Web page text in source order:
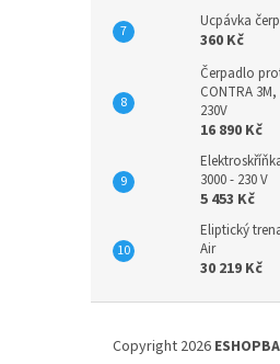
Ucpávka
360 Kč
Čerpadlo
CONTRA
230V
16 890 Kč
3000 - 230 V
5 453 Kč
Eliptický
Air
30 219 Kč
Copyright 2026